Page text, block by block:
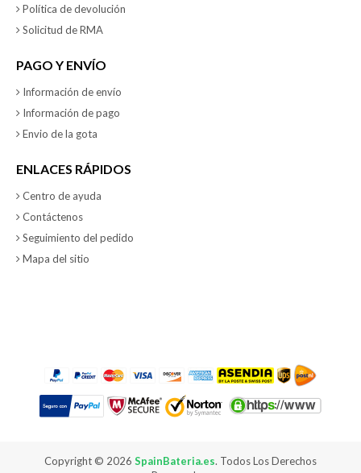
Política de devolución
Solicitud de RMA
PAGO Y ENVÍO
Información de envío
Información de pago
Envio de la gota
ENLACES RÁPIDOS
Centro de ayuda
Contáctenos
Seguimiento del pedido
Mapa del sitio
Copyright © 2026 SpainBateria.es. Todos Los Derechos